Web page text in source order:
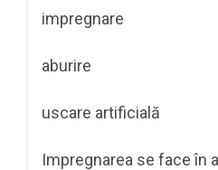
impregnare
aburire
uscare artificială
Impregnarea se face în